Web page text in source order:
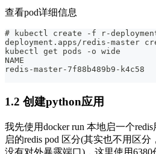
查看pod详细信息
# kubectl create -f r-
deployment.apps/redis-master
kubectl get pods -o wide
NAME
redis-master-7f88b489b9-
1.2 创建python应用
我先使用docker run 本地启一个
启的redis pod 区分(其实也不用区分
没有对外暴露端口)，这里使用6380